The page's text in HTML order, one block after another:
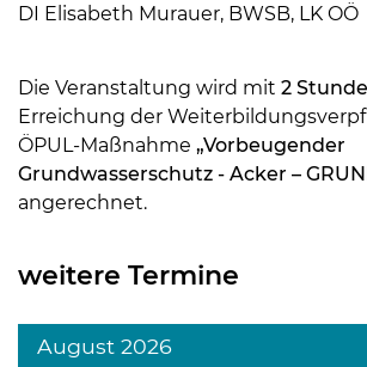
DI Elisabeth Murauer, BWSB, LK OÖ
Die Veranstaltung wird mit 2
Erreichung der
ÖPUL-Maßnahme „Vorbeugender
Grundwasserschutz - Acker –
angerechnet.
weitere Termine
August 2026